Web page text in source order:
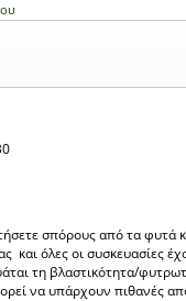
σπόρους από τα φυτά
και όλες οι συσκευασίες
τη βλαστικότητα/
να υπάρχουν πιθανές